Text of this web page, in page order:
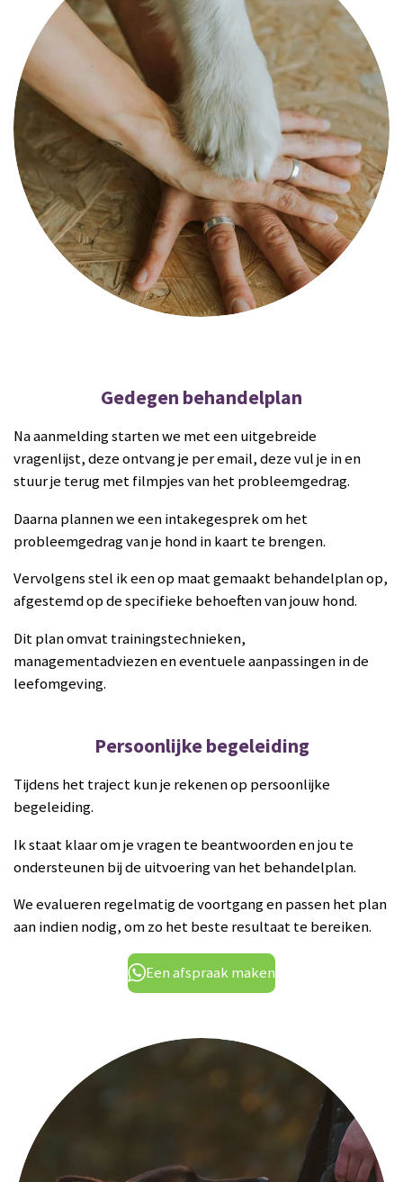
Gedegen behandelplan
Na aanmelding starten we met een uitgebreide
vragenlijst, deze ontvang je per email, deze vul je in en
stuur je terug met filmpjes van het probleemgedrag.
Daarna plannen we een intakegesprek om het
probleemgedrag van je hond in kaart te brengen.
Vervolgens stel ik een op maat gemaakt behandelplan op,
afgestemd op de specifieke behoeften van jouw hond.
Dit plan omvat trainingstechnieken,
managementadviezen en eventuele aanpassingen in de
leefomgeving.
Persoonlijke begeleiding
Tijdens het traject kun je rekenen op persoonlijke
begeleiding.
Ik staat klaar om je vragen te beantwoorden en jou te
ondersteunen bij de uitvoering van het behandelplan.
We evalueren regelmatig de voortgang en passen het plan
aan indien nodig, om zo het beste resultaat te bereiken.
Een afspraak maken